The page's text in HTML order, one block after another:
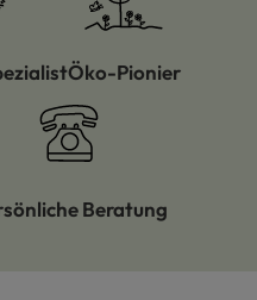
Öko-Pionier
Beratung